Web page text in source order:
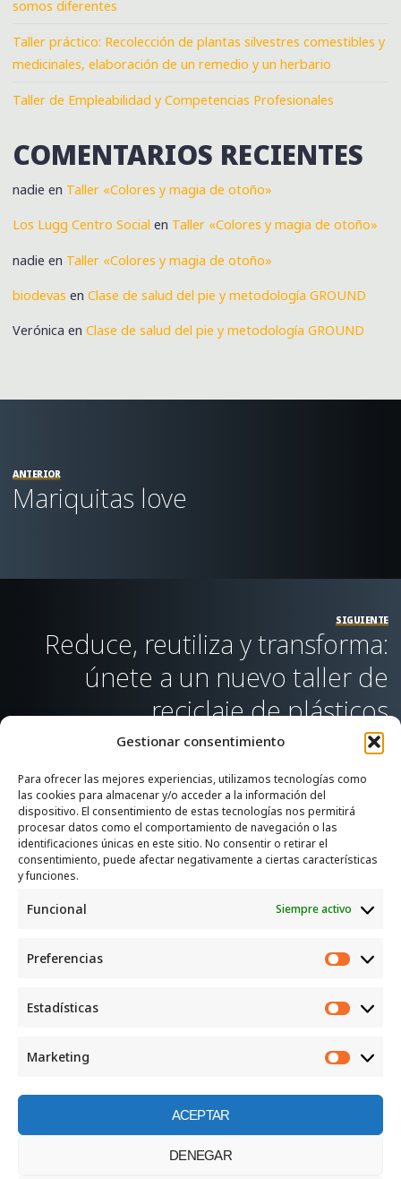
Gestionar consentimiento
Para ofrecer las mejores experiencias, utilizamos tecnologías como
las cookies para almacenar y/o acceder a la información del
dispositivo. El consentimiento de estas tecnologías nos permitirá
procesar datos como el comportamiento de navegación o las
identificaciones únicas en este sitio. No consentir o retirar el
consentimiento, puede afectar negativamente a ciertas características
y funciones.
Funcional Siempre activo
Preferencias
Estadísticas
Marketing
ACEPTAR
DENEGAR
somos diferentes
Taller práctico: Recolección de plantas silvestres comestibles y
medicinales, elaboración de un remedio y un herbario
Taller de Empleabilidad y Competencias Profesionales
COMENTARIOS RECIENTES
nadie en Taller «Colores y magia de otoño»
Los Lugg Centro Social en Taller «Colores y magia de otoño»
nadie en Taller «Colores y magia de otoño»
biodevas enClase de salud del pie y metodología GROUND
Verónica enClase de salud del pie y metodología GROUND
ANTERIOR
Mariquitas love
SIGUIENTE
Reduce, reutiliza y transforma:
únete a un nuevo taller de
reciclaje de plásticos
SERVICIOS
Recogida e intercambio de ropa y enseres.
INFORMACIÓN
Política de privacidad
CONTACTO
Correo: luggcentrosocial @ biodevas.org
©2026 Centro social los Lugg